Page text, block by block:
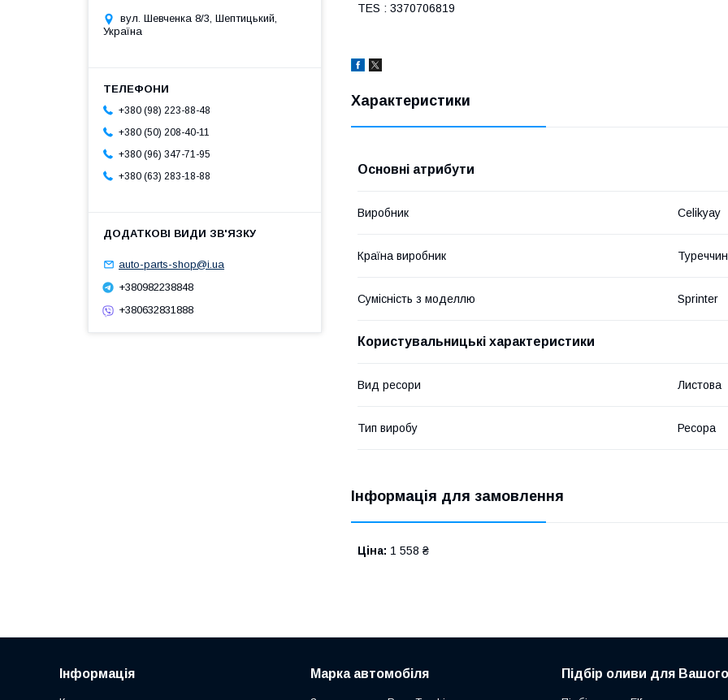
TES : 3370706819
Характеристики
Основні атрибути
Виробник Celikyay
Країна виробник
Сумісність з моделлю Sprinter
Користувальницькі характеристики
Вид ресори Листова
Тип виробу Ресора
Інформація для замовлення
Ціна: 1 558 ₴
вул. Шевченка 8/3, Шептицький,
Україна
+380 (98) 223-88-48
+380 (50) 208-40-11
+380 (96) 347-71-95
+380 (63) 283-18-88
auto-parts-shop@i.ua
+380982238848
+380632831888
Інформація Марка автомобіля Підбір оливи для